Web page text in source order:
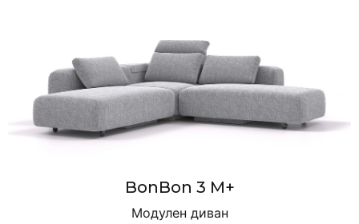
BonBon 3 M+
Модулен диван